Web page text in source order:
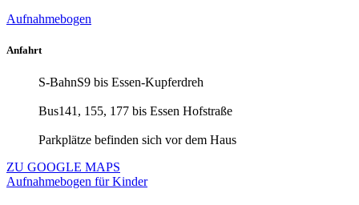
Aufnahmebogen
Anfahrt
S-BahnS9 bis Essen-Kupferdreh
Bus141, 155, 177 bis Essen Hofstraße
Parkplätze befinden sich vor dem Haus
ZU GOOGLE MAPS
Aufnahmebogen für Kinder